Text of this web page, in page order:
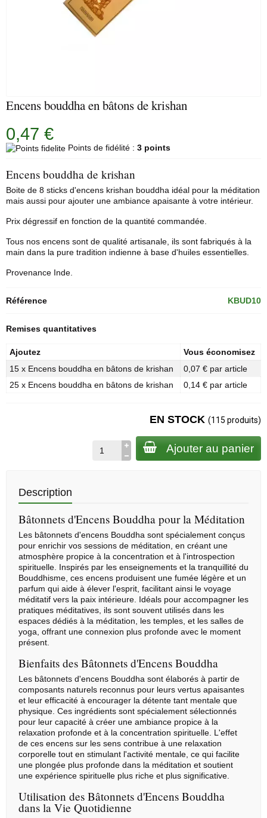
Encens bouddha en bâtons de krishan
0,47 €
Points de fidélité : 3 points
Encens bouddha de krishan
Boite de 8 sticks d'encens krishan bouddha idéal pour la méditation
mais aussi pour ajouter une ambiance apaisante à votre intérieur.
Prix dégressif en fonction de la quantité commandée.
Tous nos encens sont de qualité artisanale, ils sont fabriqués à la
main dans la pure tradition indienne à base d'huiles essentielles.
Provenance Inde.
Référence KBUD10
Remises quantitatives
Ajoutez
Vous économisez
15 x Encens bouddha en bâtons de krishan
0,07 € par article
25 x Encens bouddha en bâtons de krishan
0,14 € par article
EN STOCK (115 produits)
Ajouter au panier
Description
Bâtonnets d'Encens Bouddha pour la Méditation
Les bâtonnets d'encens Bouddha sont spécialement conçus
pour enrichir vos sessions de méditation, en créant une
atmosphère propice à la concentration et à l'introspection
spirituelle. Inspirés par les enseignements et la tranquillité du
Bouddhisme, ces encens produisent une fumée légère et un
parfum qui aide à élever l'esprit, facilitant ainsi le voyage
méditatif vers la paix intérieure. Idéals pour accompagner les
pratiques méditatives, ils sont souvent utilisés dans les
espaces dédiés à la méditation, les temples, et les salles de
yoga, offrant une connexion plus profonde avec le moment
présent.
Bienfaits des Bâtonnets d'Encens Bouddha
Les bâtonnets d'encens Bouddha sont élaborés à partir de
composants naturels reconnus pour leurs vertus apaisantes
et leur efficacité à encourager la détente tant mentale que
physique. Ces ingrédients sont spécialement sélectionnés
pour leur capacité à créer une ambiance propice à la
relaxation profonde et à la concentration spirituelle. L'effet
de ces encens sur les sens contribue à une relaxation
corporelle tout en stimulant l'activité mentale, ce qui facilite
une plongée plus profonde dans la méditation et soutient
une expérience spirituelle plus riche et plus significative.
Utilisation des Bâtonnets d'Encens Bouddha
dans la Vie Quotidienne